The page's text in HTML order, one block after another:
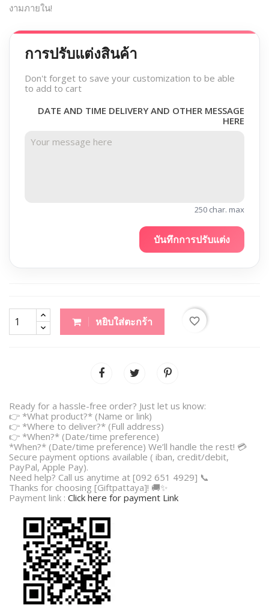
งามภายใน!
การปรับแต่งสินค้า
Don't forget to save your customization to be able
to add to cart
DATE AND TIME DELIVERY AND OTHER MESSAGE
HERE
250 char. max
บันทึกการปรับแต่ง
หยิบใส่ตะกร้า favorite_border
Ready for a hassle-free order? Just let us know:
👉 *What product?* (Name or link)
👉 *Where to deliver?* (Full address)
👉 *When?* (Date/time preference)
*When?* (Date/time preference) We’ll handle the rest! 💳
Secure payment options available ( iban, credit/debit,
PayPal, Apple Pay).
Need help? Call us anytime at [092 651 4929] 📞
Thanks for choosing [Giftpattaya]! 🚚✨
Payment link : Click here for payment Link